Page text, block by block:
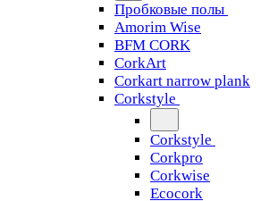
Пробковые полы
Amorim Wise
BFM CORK
CorkArt
Corkart narrow plank
Corkstyle
Corkstyle
Corkpro
Corkwise
Ecocork